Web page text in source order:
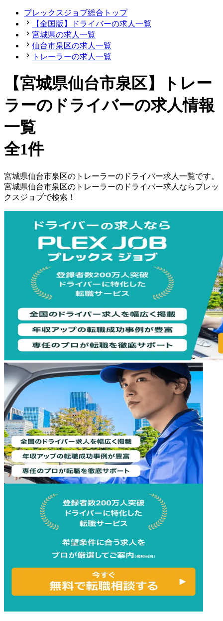
プレックスジョブ総合トップ
【全国版】ドライバーの求人一覧
宮城県の求人一覧
仙台市泉区の求人一覧
トレーラーの求人一覧
【宮城県仙台市泉区】トレー
ラーのドライバーの求人情報
一覧
全1件
宮城県仙台市泉区の トレーラーの ドライバー求人一覧です。
宮城県仙台市泉区の トレーラーの ドライバー求人ならプレッ
クスジョブで検索！